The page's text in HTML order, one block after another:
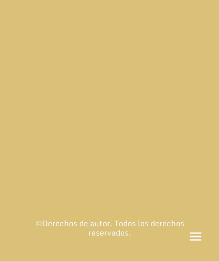
©Derechos de autor. Todos los derechos
reservados.